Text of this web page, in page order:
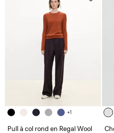
+1
Pull à col rond en Regal Wool